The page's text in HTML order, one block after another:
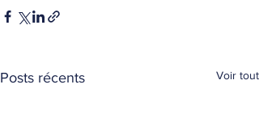
Posts récents Voir tout